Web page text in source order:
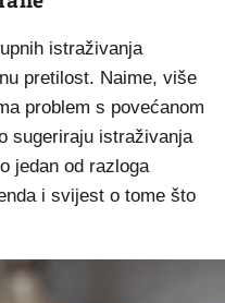
istraživanja
pretilost. Naime, više
problem s povećanom
sugeriraju istraživanja
jedan od razloga
i svijest o tome što